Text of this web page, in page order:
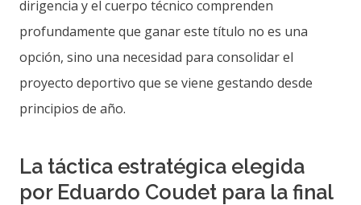
dirigencia y el cuerpo técnico comprenden
profundamente que ganar este título no es una
opción, sino una necesidad para consolidar el
proyecto deportivo que se viene gestando desde
principios de año.
La táctica estratégica elegida
por Eduardo Coudet para la final